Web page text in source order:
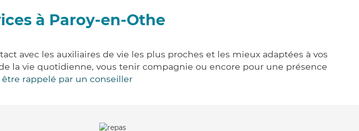
à Paroy-en-Othe
avec les auxiliaires de vie les plus proches et les mieux adaptées à vos
la vie quotidienne, vous tenir compagnie ou encore pour une présence
être rappelé par un conseiller